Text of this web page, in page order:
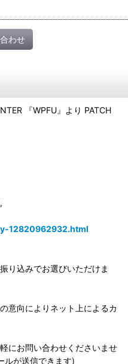
わせ
『WPFU』より PATCH
12820962932.html
込みでお選びいただけま
意向によりネット上によるカ
にお問い合わせくださいませ
が送信できます)